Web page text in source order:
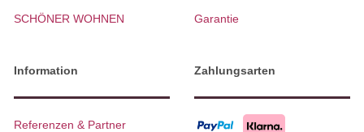
SCHÖNER WOHNEN
Garantie
Information
Referenzen & Partner
Zahlungsarten